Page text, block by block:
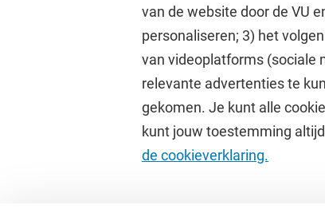
van de website door de VU
personaliseren; 3) het
van videoplatforms (sociale
relevante advertenties te
gekomen. Je kunt alle
kunt jouw toestemming
de cookieverklaring.
Direct naar
Cultuur op de campus
Universiteitsbibliotheek